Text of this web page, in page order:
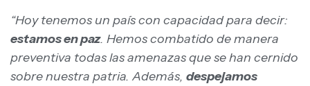
“Hoy tenemos un país con capacidad para decir:
estamos en paz. Hemos combatido de manera
preventiva todas las amenazas que se han cernido
sobre nuestra patria. Además, despejamos